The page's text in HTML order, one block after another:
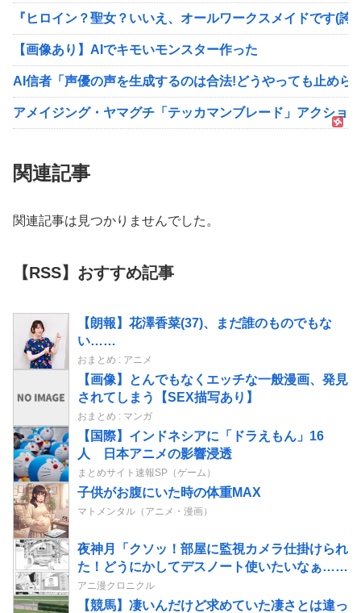
『ヒロイン？聖女？いいえ、オールワークスメイドです(
【画像あり】AIでキモいモンスター作った
AI信者「声優の声を生成するのは合法!どうやっても止めら
アメイジング・ヤマグチ「テッカマンブレード」アクショ
関連記事
関連記事は見つかりませんでした。
【RSS】おすすめ記事
【朗報】花澤香菜(37)、まだ誰のものでもな
い……
おまとめ : アニメ
【画像】とんでもなくエッチな一般漫画、発見
されてしまう【SEX描写あり】
おまとめ : マンガ
【国際】インドネシアに「ドラえもん」16
人 日本アニメの影響浸透
まとめサイト速報SP（ゲーム）
子供がお腹にいた時の体重MAX
マトメンタル（アニメ・漫画）
夜神月「クソッ！部屋に監視カメラ仕掛けられ
た！どうにかしてデスノート使いたいなぁ…せ
や！」→結果
アニ漫クロニクル
【競馬】凄いんだけど求めていた凄さとは違っ